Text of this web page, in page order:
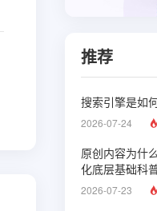
推荐
搜索引擎是如
2026-07-24
原创内容为什
化底层基础科
2026-07-23